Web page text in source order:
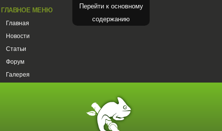
Перейти к основному
содержанию
ГЛАВНОЕ МЕНЮ
Главная
Новости
Статьи
Форум
Галерея